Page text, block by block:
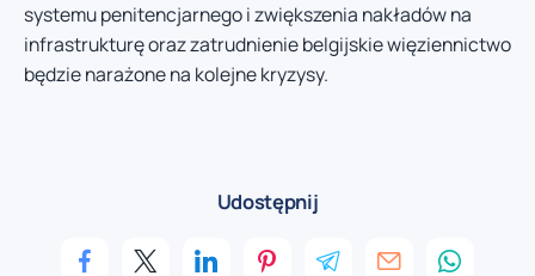
systemu penitencjarnego i zwiększenia nakładów na
infrastrukturę oraz zatrudnienie belgijskie więziennictwo
będzie narażone na kolejne kryzysy.
Udostępnij